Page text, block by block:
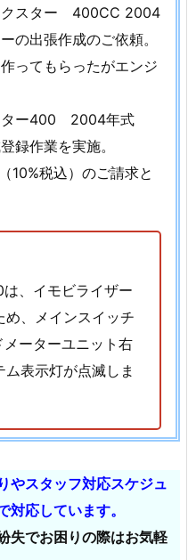
クスター 400CC 2004
出張作成のご依頼。
ってもらったがエンジ
ター400 2004年式
録作業を実施。
10%税込）のご請求と
、イモビライザー
め、メインスイッチ
メーターユニット右
表示灯が点滅しま
やスタッフ対応スケジュ
応しています。
失でお困りの際はお気軽